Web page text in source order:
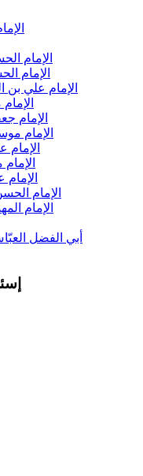
الإمام
الإمام
الإمام علي بن
الإمام
الإمام
الإمام
الإمام
أبي الفضل